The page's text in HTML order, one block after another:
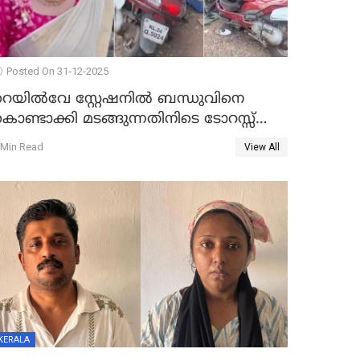
Posted On 31-12-2025
സ്റ്റേഷനിൽ ബന്ധുവിനെ
മടങ്ങുന്നതിനിടെ ടോറസ്സ്
സ്കൂട്ടറിൽ ഇടിച്ചു : യുവതിക്ക്
Read View All